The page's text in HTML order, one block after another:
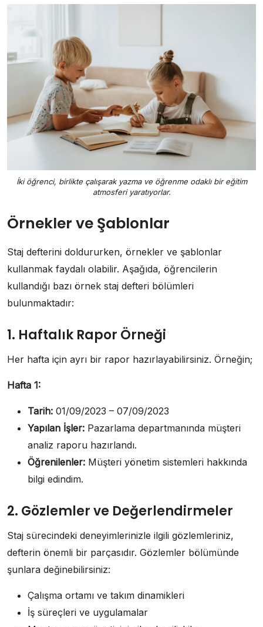
İki öğrenci, birlikte çalışarak yazma ve öğrenme odaklı bir eğitim
atmosferi yaratıyorlar.
Örnekler ve Şablonlar
Staj defterini doldururken, örnekler ve şablonlar
kullanmak faydalı olabilir. Aşağıda, öğrencilerin
kullandığı bazı örnek staj defteri bölümleri
bulunmaktadır:
1. Haftalık Rapor Örneği
Her hafta için ayrı bir rapor hazırlayabilirsiniz. Örneğin;
Hafta 1:
Tarih: 01/09/2023 – 07/09/2023
Yapılan İşler: Pazarlama departmanında müşteri
analiz raporu hazırlandı.
Öğrenilenler: Müşteri yönetim sistemleri hakkında
bilgi edindim.
2. Gözlemler ve Değerlendirmeler
Staj sürecindeki deneyimlerinizle ilgili gözlemleriniz,
defterin önemli bir parçasıdır. Gözlemler bölümünde
şunlara değinebilirsiniz:
Çalışma ortamı ve takım dinamikleri
İş süreçleri ve uygulamalar